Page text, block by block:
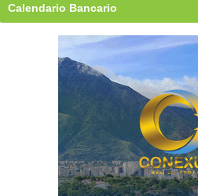
Calendario Bancario